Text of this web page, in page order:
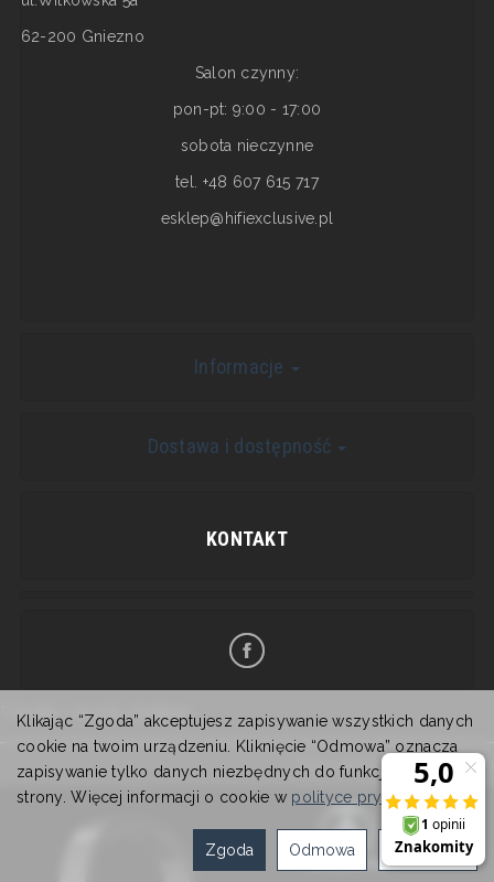
62-200 Gniezno
Salon czynny:
pon-pt: 9:00 - 17:00
sobota nieczynne
tel. +48 607 615 717
esklep@hifiexclusive.pl
Informacje
Dostawa i dostępność
KONTAKT
*) brutto + koszty dostawy
Sklep internetowy SOTESHOP AI
Klikając “Zgoda” akceptujesz zapisywanie wszystkich danych
cookie na twoim urządzeniu. Kliknięcie “Odmowa” oznacza
zapisywanie tylko danych niezbędnych do funkcjonowania
strony. Więcej informacji o cookie w polityce prywatności.
Ustawienia
Odmowa
Zgoda